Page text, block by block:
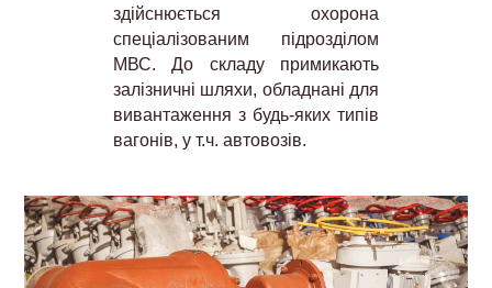
здійснюється охорона
спеціалізованим підрозділом
МВС. До складу примикають
залізничні шляхи, обладнані для
вивантаження з будь-яких типів
вагонів, у т.ч. автовозів.